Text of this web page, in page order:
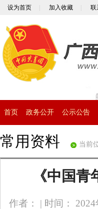
设为首页 加入收藏 联
首页 政务公开 公示公告
常用资料 当前
《中国
作者： | 时间：